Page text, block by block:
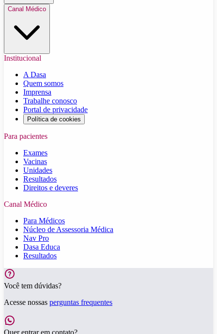
Canal Médico
Institucional
A Dasa
Quem somos
Imprensa
Trabalhe conosco
Portal de privacidade
Política de cookies
Para pacientes
Exames
Vacinas
Unidades
Resultados
Direitos e deveres
Canal Médico
Para Médicos
Núcleo de Assessoria Médica
Nav Pro
Dasa Educa
Resultados
Você tem dúvidas?
Acesse nossas perguntas frequentes
Quer entrar em contato?